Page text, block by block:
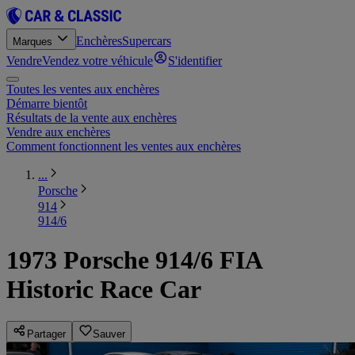
Marques EnchèresSupercars
VendreVendez votre véhicule S'identifier
Toutes les ventes aux enchères
Démarre bientôt
Résultats de la vente aux enchères
Vendre aux enchères
Comment fonctionnent les ventes aux enchères
...
Porsche
914
914/6
1973 Porsche 914/6 FIA
Historic Race Car
Partager Sauver